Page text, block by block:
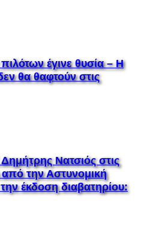
έγινε θυσία – Η
θα θαφτούν στις
Νατσιός στις
την Αστυνομική
έκδοση διαβατηρίου: